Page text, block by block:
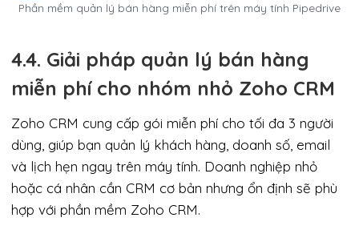
Phần mềm quản lý bán hàng miễn phí trên máy tính Pipedrive
4.4. Giải pháp quản lý bán hàng
miễn phí cho nhóm nhỏ Zoho CRM
Zoho CRM cung cấp gói miễn phí cho tối đa 3 người
dùng, giúp bạn quản lý khách hàng, doanh số, email
và lịch hẹn ngay trên máy tính. Doanh nghiệp nhỏ
hoặc cá nhân cần CRM cơ bản nhưng ổn định sẽ phù
hợp với phần mềm Zoho CRM.